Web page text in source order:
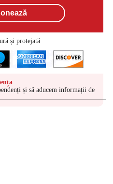
și protejată
și să aducem informații de